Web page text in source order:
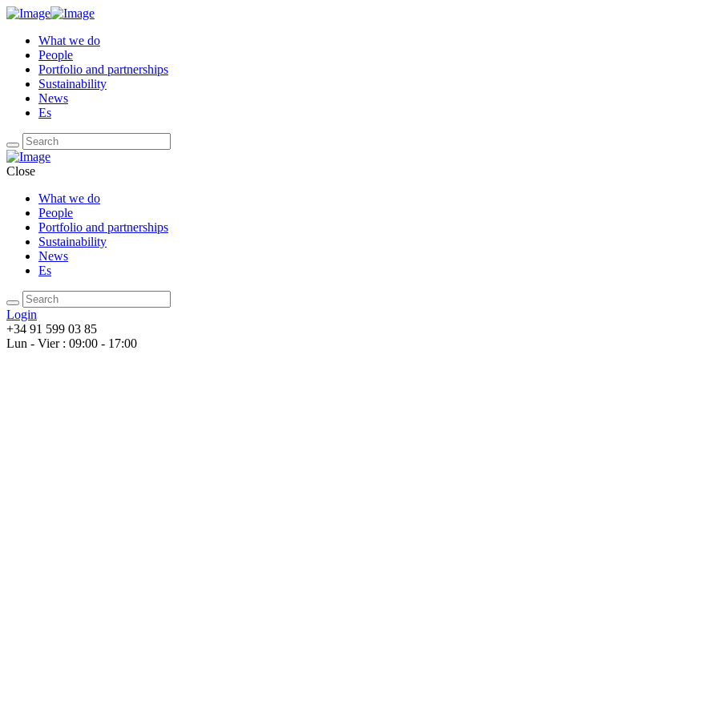
What we do
People
Portfolio and partnerships
Sustainability
News
Es
Close
What we do
People
Portfolio and partnerships
Sustainability
News
Es
Login
+34 91 599 03 85
Lun - Vier : 09:00 - 17:00